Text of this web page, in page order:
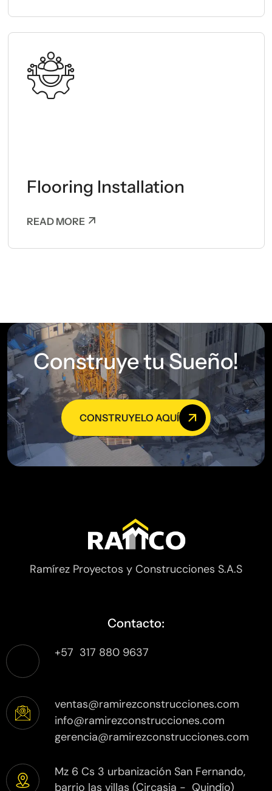
Flooring Installation
READ MORE
Construye tu Sueño!
CONSTRUYELO AQUÍ
Ramírez Proyectos y Construcciones S.A.S
Contacto:
+57 317 880 9637
ventas@ramirezconstrucciones.com
info@ramirezconstrucciones.com
gerencia@ramirezconstrucciones.com
Mz 6 Cs 3 urbanización San Fernando,
barrio las villas (Circasia - Quindío)